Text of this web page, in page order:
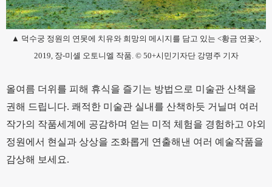
▲ 덕수궁 정원의 연못에 치유와 희망의 메시지를 담고 있는 <황금 연꽃>,
2019, 장-미셸 오토니엘 작품. © 50+시민기자단 강명주 기자
올여름 더위를 피해 휴식을 즐기는 방법으로 미술관 산책을
권해 드립니다. 쾌적한 미술관 실내를 산책하듯 거닐며 여러
작가의 작품세계에 공감하며 얻는 미적 체험을 경험하고 야외
정원에서 현실과 상상을 조화롭게 연출해낸 여러 예술작품을
감상해 보세요.